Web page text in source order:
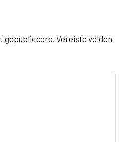
gepubliceerd. Vereiste velden